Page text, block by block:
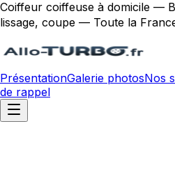
Coiffeur coiffeuse à domicile —
lissage, coupe — Toute la
PrésentationGalerie photosNos
de rappel